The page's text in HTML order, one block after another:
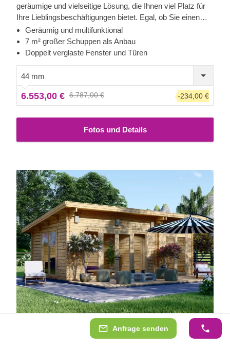
geräumige und vielseitige Lösung, die Ihnen viel Platz für
Ihre Lieblingsbeschäftigungen bietet. Egal, ob Sie einen
gemütlichen Platz zum Mittagessen im Garten, einen
ergonomischen Arbeitsplatz oder eine geräumige
Abstellmöglichkeit benötigen - diese Holzhütte bietet Ihnen
Geräumig und multifunktional
7 m² großer Schuppen als Anbau
Doppelt verglaste Fenster und Türen
44 mm
6.553,00 € 6.787,00 € -234,00 €
Fotos und Details
Blockbohlenhaus MAJA (44 mm), 7.5x4 m, 30 m²
Das funktionelle kleine Gartenhaus MAJA ist für eine
Anfrage senden